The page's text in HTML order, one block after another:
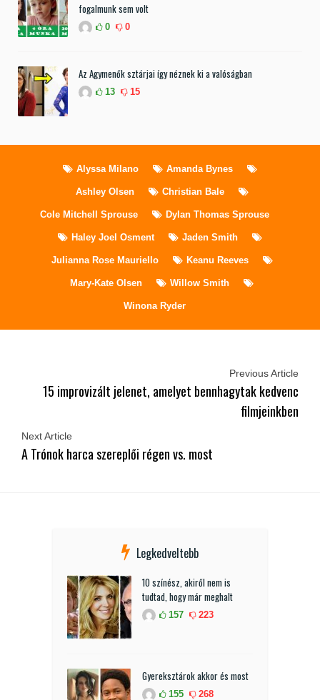
fogalmunk sem volt
0 0
Az Agymenők sztárjai így néznek ki a valóságban
13 15
Alyssa Milano Amanda Bynes
Ashley Olsen Christian Bale
Cole Mitchell Sprouse Dylan Thomas Sprouse
Haley Joel Osment Jaden Smith
Julianna Rose Mauriello Keanu Reeves
Mary-Kate Olsen Willow Smith
Winona Ryder
Previous Article
15 improvizált jelenet, amelyet bennhagytak kedvenc
filmjeinkben
Next Article
A Trónok harca szereplői régen vs. most
Legkedveltebb
10 színész, akiről nem is
tudtad, hogy már meghalt
157 223
Gyereksztárok akkor és most
155 268